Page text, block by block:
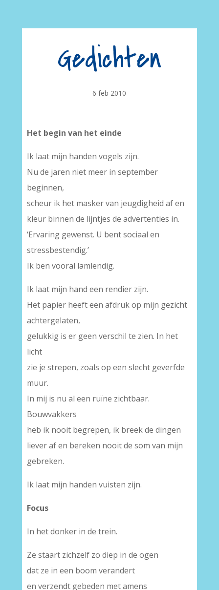
Gedichten
6 feb 2010
Het begin van het einde
Ik laat mijn handen vogels zijn.
Nu de jaren niet meer in september
beginnen,
scheur ik het masker van jeugdigheid af en
kleur binnen de lijntjes de advertenties in.
‘Ervaring gewenst. U bent sociaal en
stressbestendig.’
Ik ben vooral lamlendig.
Ik laat mijn hand een rendier zijn.
Het papier heeft een afdruk op mijn gezicht
achtergelaten,
gelukkig is er geen verschil te zien. In het
licht
zie je strepen, zoals op een slecht geverfde
muur.
In mij is nu al een ruïne zichtbaar.
Bouwvakkers
heb ik nooit begrepen, ik breek de dingen
liever af en bereken nooit de som van mijn
gebreken.
Ik laat mijn handen vuisten zijn.
Focus
In het donker in de trein.
Ze staart zichzelf zo diep in de ogen
dat ze in een boom verandert
en verzendt gebeden met amens